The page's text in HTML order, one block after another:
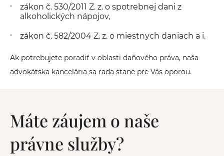
zákon č. 530/2011 Z. z. o spotrebnej dani z
alkoholických nápojov,
zákon č. 582/2004 Z. z. o miestnych daniach a i.
Ak potrebujete poradiť v oblasti daňového práva, naša
advokátska kancelária sa rada stane pre Vás oporou.
Máte záujem o naše
právne služby?